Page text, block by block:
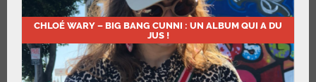
CHLOÉ WARY – BIG BANG CUNNI : UN ALBUM QUI A DU
JUS !